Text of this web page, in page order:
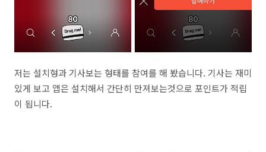
저는 설치형과 기사보는 형태를 참여를 해 봤습니다. 기사는 재미
있게 보고 앱은 설치해서 간단히 만져보는것으로 포인트가 적립
이 됩니다.